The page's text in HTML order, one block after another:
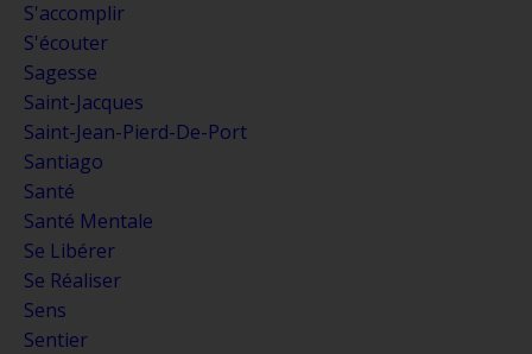
S'accomplir
S'écouter
Sagesse
Saint-Jacques
Saint-Jean-Pierd-De-Port
Santiago
Santé
Santé Mentale
Se Libérer
Se Réaliser
Sens
Sentier